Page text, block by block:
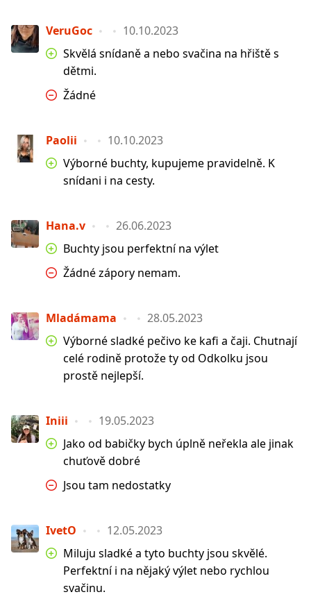
VeruGoc
10.10.2023
Skvělá snídaně a nebo svačina na hřiště s
dětmi.
Žádné
Paolii
10.10.2023
Výborné buchty, kupujeme pravidelně. K
snídani i na cesty.
Hana.v
26.06.2023
Buchty jsou perfektní na výlet
Žádné zápory nemam.
Mladámama
28.05.2023
Výborné sladké pečivo ke kafi a čaji. Chutnají
celé rodině protože ty od Odkolku jsou
prostě nejlepší.
Iniii
19.05.2023
Jako od babičky bych úplně neřekla ale jinak
chuťově dobré
Jsou tam nedostatky
IvetO
12.05.2023
Miluju sladké a tyto buchty jsou skvělé.
Perfektní i na nějaký výlet nebo rychlou
svačinu.